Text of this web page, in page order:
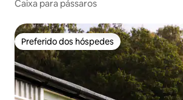
Caixa para pássaros
Preferido dos hóspedes
Preferido dos hóspedes